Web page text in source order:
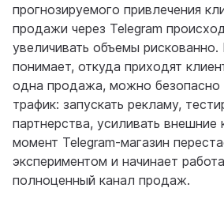
прогнозируемого привлечения
продажи через Telegram
увеличивать объемы
понимает, откуда приходят
одна продажа, можно безопасно
трафик: запускать рекламу,
партнерства, усиливать внешние
момент Telegram-магазин
экспериментом и начинает
полноценный канал продаж.